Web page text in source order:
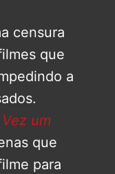
censura
que
a
um
que
para